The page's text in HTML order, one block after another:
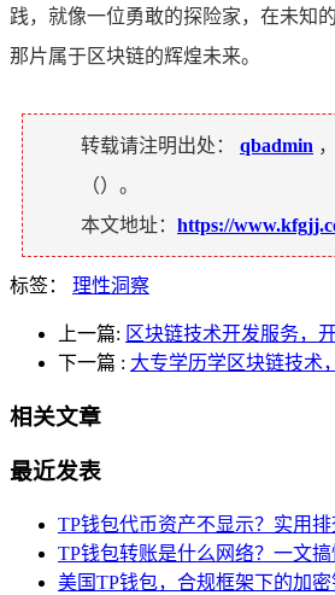
践，就像一位勇敢的探险家，在未知
那片属于区块链的辉煌未来。
转载请注明出处： qbadmin
（）。
本文地址： https://
标签： 理性洞察
上一篇: 区块链技术开发服务，
下一篇 : 大专学历学区块链技术
相关文章
最近发表
TP钱包代币资产不显示？实用
TP钱包转账是什么网络？一文
美国TP钱包，合规框架下的加